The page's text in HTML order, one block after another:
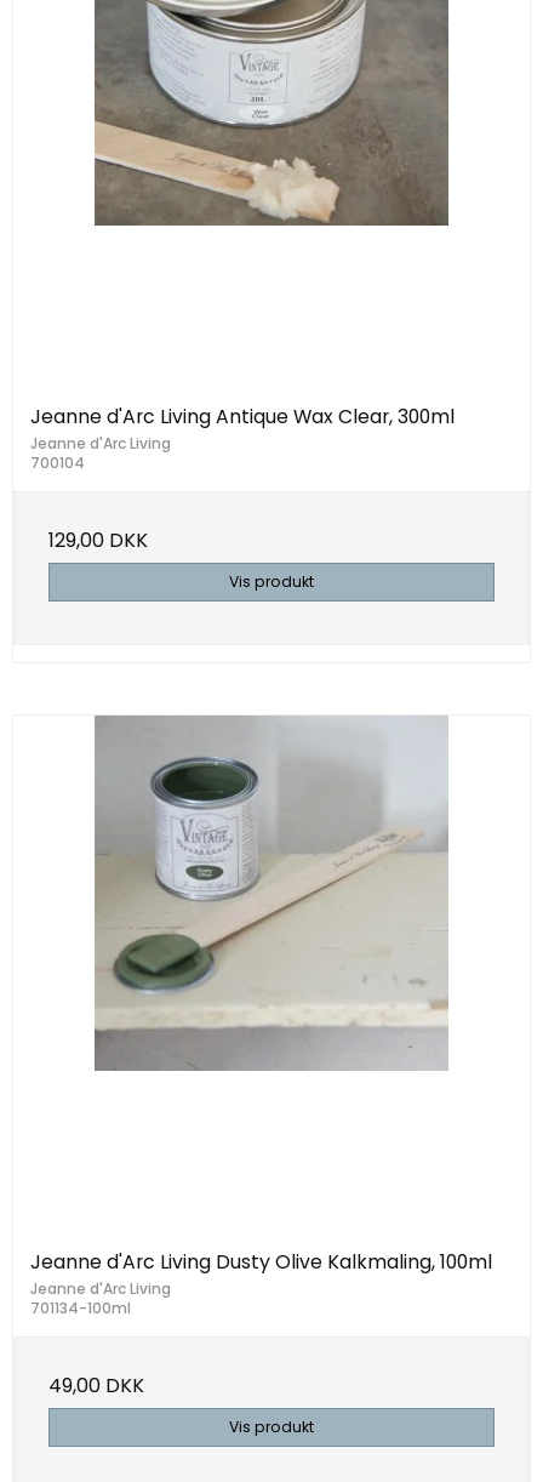
Jeanne d'Arc Living Antique Wax Clear, 300ml
Jeanne d'Arc Living
700104
129,00 DKK
Vis produkt
Jeanne d'Arc Living Dusty Olive Kalkmaling, 100ml
Jeanne d'Arc Living
701134-100ml
49,00 DKK
Vis produkt